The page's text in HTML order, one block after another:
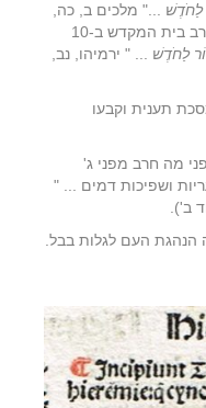
לַחֹדֶשׁ ..." מלכים ב, כה,
ח) ואילו לפי המתואר בספר ירמיהו נחרב בית המקדש ב-10
לַחֹדֶשׁ ... " ירמיהו, נב,
תענית וקבעו
מה חרב מפני ג'
ושפיכות דמים ... "
ב').
הנהגת העם לגלות בבל.